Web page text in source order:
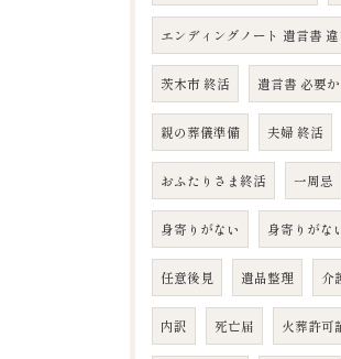
エンディングノート 遺言書 違
茨木市 終活 遺言書 必要か
親の葬儀準備 夫婦 終活
おふたりさま終活 一周忌
身寄りがない 身寄りがな
任意後見 遺品整理 介
内訳 死亡届 火葬許可